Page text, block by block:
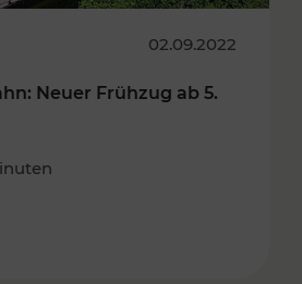
02.09.2022
Neuer Frühzug ab 5.